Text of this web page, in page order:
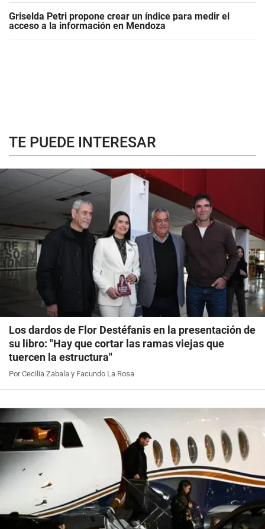
Griselda Petri propone crear un índice para medir el
acceso a la información en Mendoza
TE PUEDE INTERESAR
Los dardos de Flor Destéfanis en la presentación de
su libro: "Hay que cortar las ramas viejas que
tuercen la estructura"
Por Cecilia Zabala y Facundo La Rosa